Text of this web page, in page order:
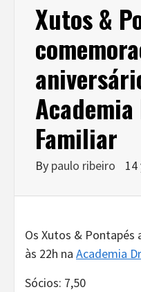
Xutos &
Familiar
By paulo ribeiro 14
Os Xutos & Pontapés
às 22h na Academia
Sócios: 7,50